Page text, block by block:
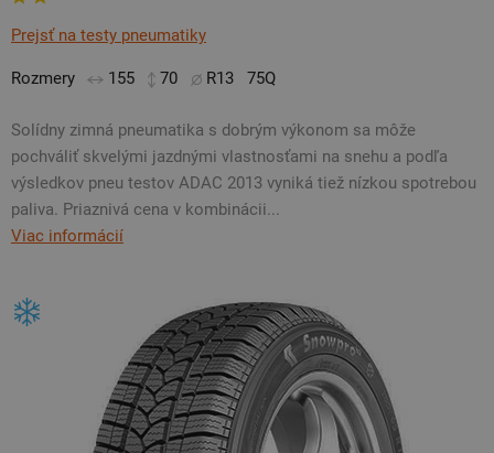
Prejsť na testy pneumatiky
Rozmery 155 70 R13 75Q
Solídny zimná pneumatika s dobrým výkonom sa môže
pochváliť skvelými jazdnými vlastnosťami na snehu a podľa
výsledkov pneu testov ADAC 2013 vyniká tiež nízkou spotrebou
paliva. Priaznivá cena v kombinácii...
Viac informácií